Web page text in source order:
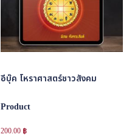
อีบุ๊ค โหราศาสตร์ชาวสังคม
Product
200.00 ฿